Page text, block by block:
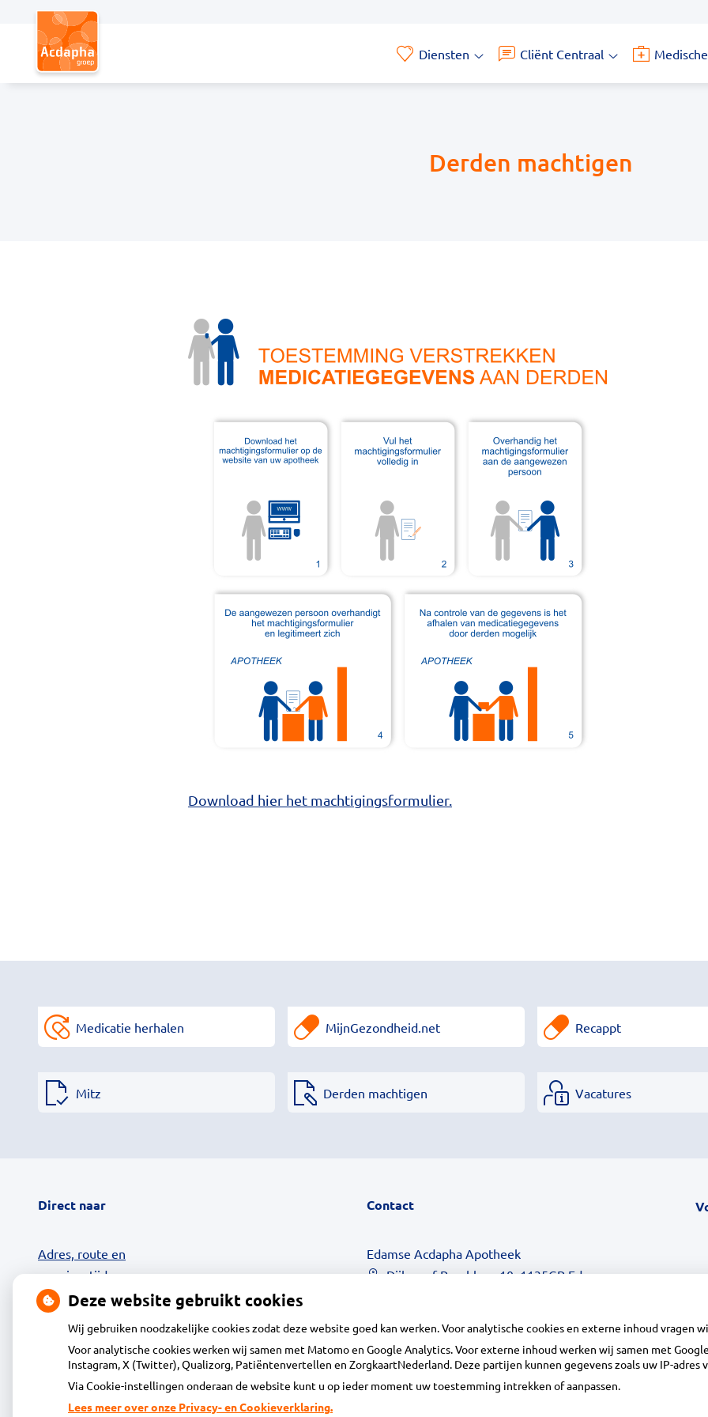
Diensten
submenu
Cliënt Centraal
Centraal
Derden machtigen
Download hier het machtigingsformulier.
Medicatie herhalen MijnGezondheid.net Recappt
Mitz Derden machtigen Vacatures
Direct naar
Adres, route en
openingstijden
Contact
MijnGezondheid.net
24-uurs Afhaalkluis
Diensten
Klantenservice
Vacatures
Contact
Edamse Acdapha Apotheek
Dijkgraaf Poschlaan 10, 1135GP Edam
Centrale administratie
Deze website gebruikt cookies
Wij gebruiken noodzakelijke cookies zodat deze website goed kan werken. Voor analytische cookies en externe inhoud vragen
Voor analytische cookies werken wij samen met Matomo en Google Analytics. Voor externe inhoud werken wij samen met
Instagram, X (Twitter), Qualizorg, Patiëntenvertellen en ZorgkaartNederland. Deze partijen kunnen gegevens zoals uw IP-adres
Via Cookie-instellingen onderaan de website kunt u op ieder moment uw toestemming intrekken of aanpassen.
Lees meer over onze Privacy- en Cookieverklaring.